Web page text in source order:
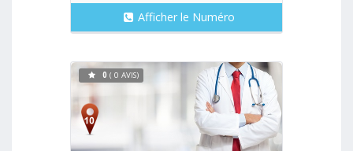
Afficher le Numéro
Voir
0 ( 0 AVIS)